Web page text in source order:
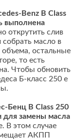
Benz B Class
выполнена
открутить слив
собрать масло в
остальные
то есть
Чтобы обновить
Б-класс 250 e
Бенц B Class 250
для замены масла
В этом случае
АКПП